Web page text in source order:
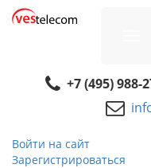
+7 (495) 988-
Войти на сайт
Зарегистрироваться